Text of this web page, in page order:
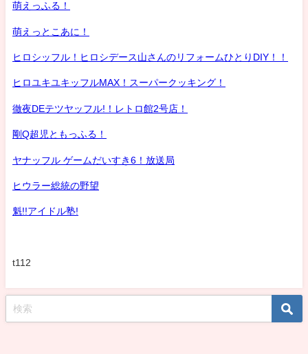
萌えっふる！
萌えっとこあに！
ヒロシッフル！ヒロシデース山さんのリフォームひとりDIY！！
ヒロユキユキッフルMAX！スーパークッキング！
徹夜DEテツヤッフル!！レトロ館2号店！
剛Q超児ともっふる！
ヤナッフル ゲームだいすき6！放送局
ヒウラー総統の野望
魁!!アイドル塾!
t112